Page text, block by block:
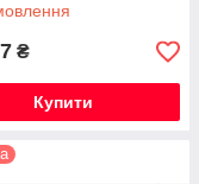
₴
Купити